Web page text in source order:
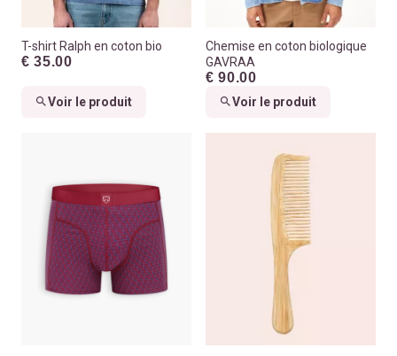
T-shirt Ralph en coton bio
€ 35.00
Voir le produit
Chemise en coton biologique
GAVRAA
€ 90.00
Voir le produit